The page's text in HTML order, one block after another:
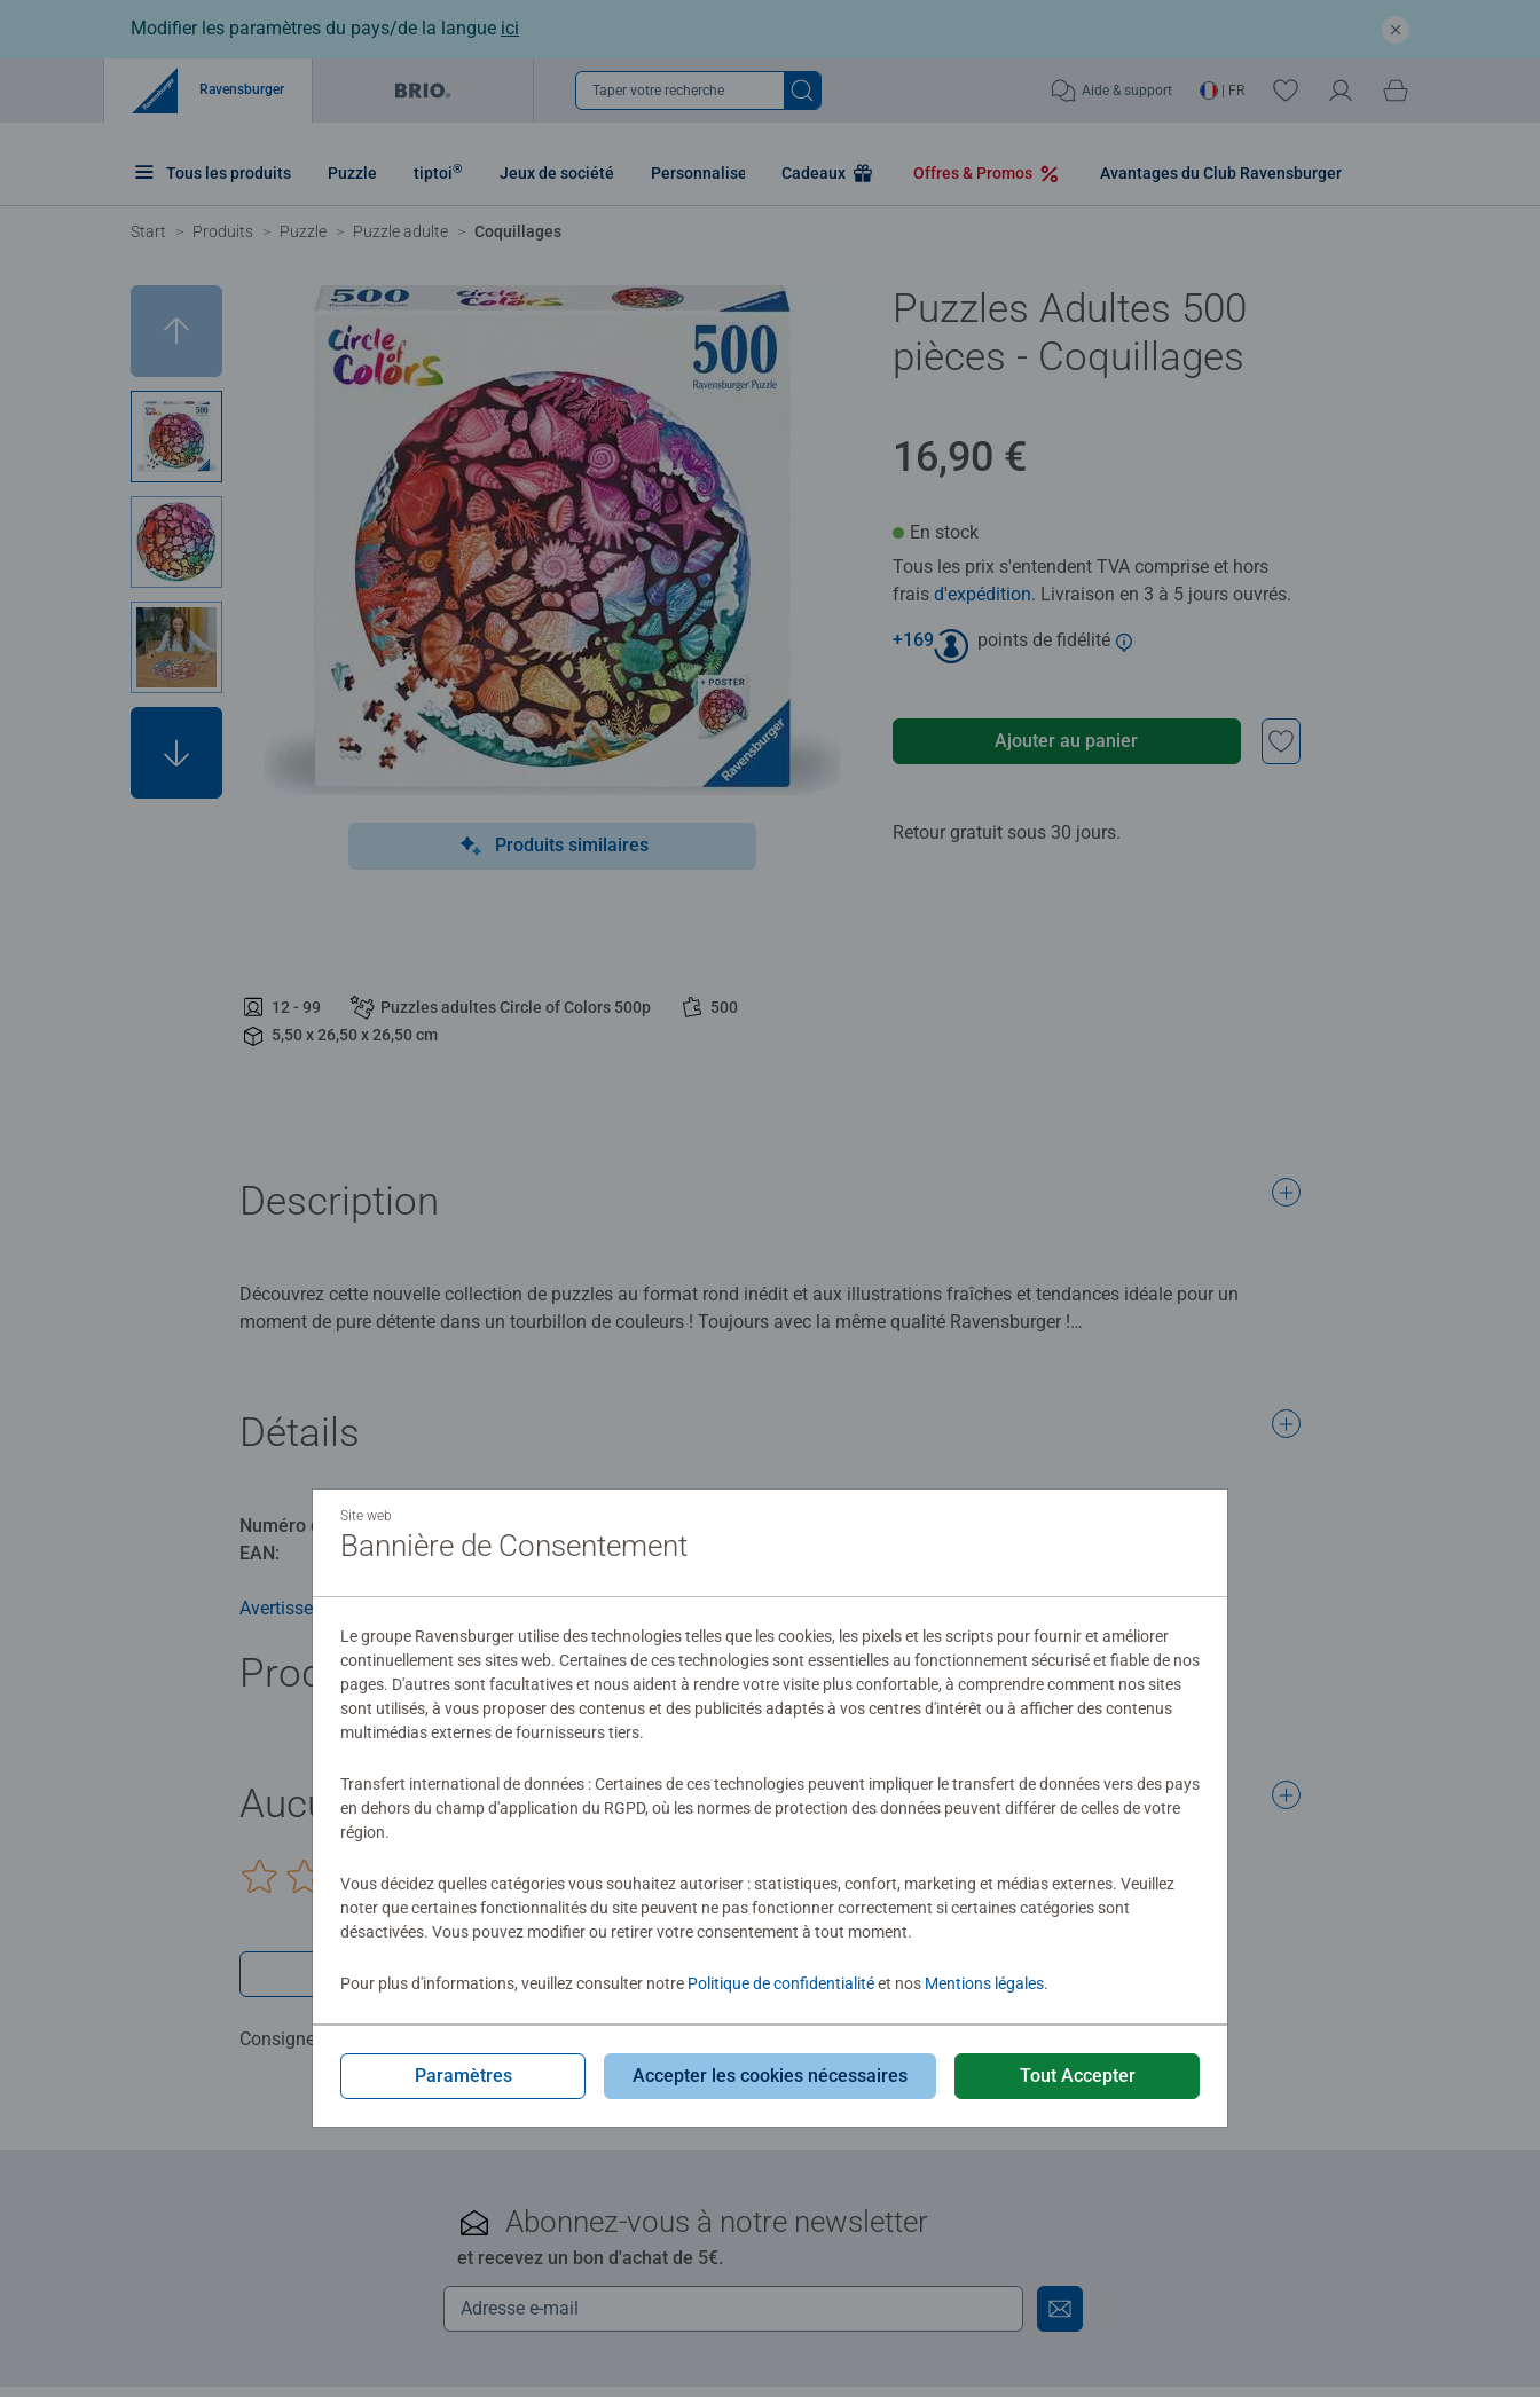
Modifier les paramètres du pays/de la langue ici
Ravensburger Taper votre recherche Aide & support | FR
Tous les produits Puzzle tiptoi® Jeux de société Personnaliser Cadeaux Offres & Promos Avantages du Club Ravensburger
Start Produits Puzzle Puzzle adulte Coquillages
Produits similaires
12 - 99 Puzzles adultes Circle of Colors 500p
500
5,50 x 26,50 x 26,50 cm
Puzzles Adultes 500
pièces - Coquillages
16,90 €
En stock
Tous les prix s'entendent TVA comprise et hors
frais d'expédition. Livraison en 3 à 5 jours ouvrés.
+169 points de fidélité
Ajouter au panier
Retour gratuit sous 30 jours.
Description
Découvrez cette nouvelle collection de puzzles au format rond inédit et aux illustrations fraîches et tendances idéale pour un
moment de pure détente dans un tourbillon de couleurs ! Toujours avec la même qualité Ravensburger !
circulaire. Pour les débutants en matière de puzzles, les professionnels expérimentés ou tout simplement pour s'évader du quotidien
stressant, chacun trouvera SON Circle of Colors. Les couleurs, qui sont disposées en suivant les couleurs de l'arc-en-ciel, facilitent
Détails
Numéro d'article:
EAN:
4005555008231
Avertissements et informations du fabricant
Produits similaires
Aucune évaluation n'a encore été soumise
0/0
Rédiger une évaluation
Consignes d'évaluation
Abonnez-vous à notre newsletter
et recevez un bon d'achat de 5€.
Site web
Bannière de Consentement
Le groupe Ravensburger utilise des technologies telles que les cookies, les pixels et les scripts pour fournir et améliorer
continuellement ses sites web. Certaines de ces technologies sont essentielles au fonctionnement sécurisé et fiable de nos
pages. D'autres sont facultatives et nous aident à rendre votre visite plus confortable, à comprendre comment nos sites
sont utilisés, à vous proposer des contenus et des publicités adaptés à vos centres d'intérêt ou à afficher des contenus
multimédias externes de fournisseurs tiers.
Transfert international de données : Certaines de ces technologies peuvent impliquer le transfert de données vers des pays
en dehors du champ d'application du RGPD, où les normes de protection des données peuvent différer de celles de votre
région.
Vous décidez quelles catégories vous souhaitez autoriser : statistiques, confort, marketing et médias externes. Veuillez
noter que certaines fonctionnalités du site peuvent ne pas fonctionner correctement si certaines catégories sont
désactivées. Vous pouvez modifier ou retirer votre consentement à tout moment.
Pour plus d'informations, veuillez consulter notre Politique de confidentialitéet nos Mentions légales.
Paramètres Accepter les cookies nécessaires Tout Accepter